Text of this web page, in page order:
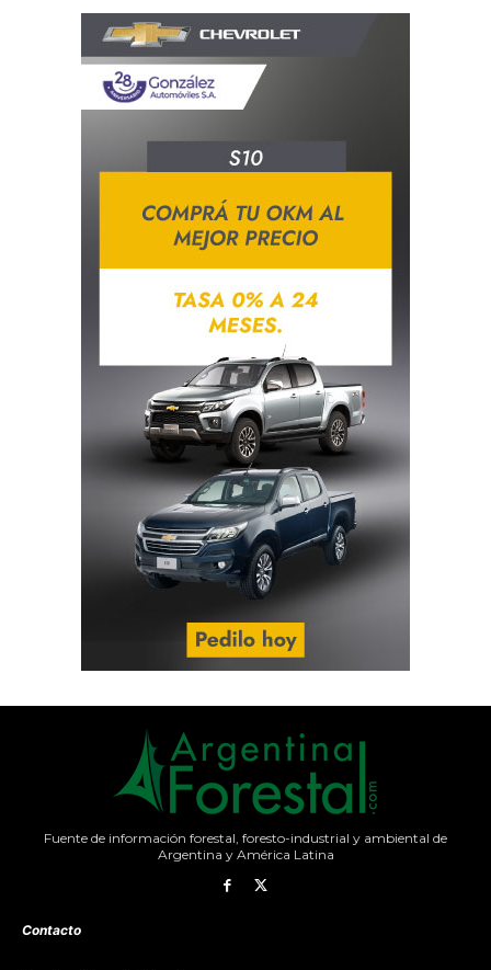
Fuente de información forestal, foresto-industrial y ambiental de
Argentina y América Latina
Contacto